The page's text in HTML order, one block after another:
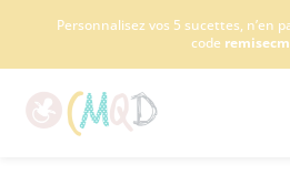
Personnalisez vos 5 sucettes, n’en
code
Panneau de gestion des cookies